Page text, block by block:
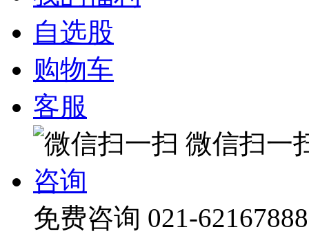
自选股
购物车
客服
微信扫一
咨询
免费咨询 021-62167888